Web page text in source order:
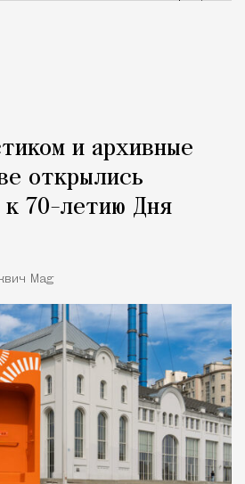
и архивные
открылись
к 70-летию Дня
Mag